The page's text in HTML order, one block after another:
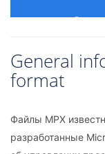
General
format
Файлы MPX
разработанные